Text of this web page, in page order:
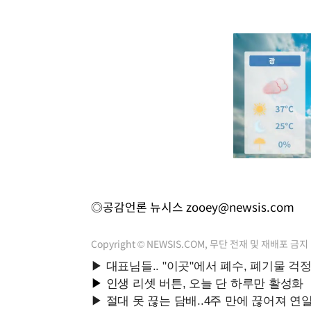
◎공감언론 뉴시스 zooey@newsis.com
Copyright © NEWSIS.COM, 무단 전재 및 재배포 금지